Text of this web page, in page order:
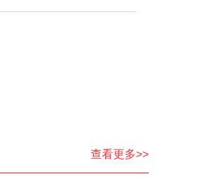
查看更多>>